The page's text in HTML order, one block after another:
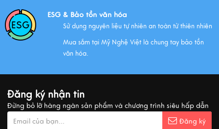
QUÀ VĂN HÓA VIỆT TẶNG KHÁCH QUỐC TẾ
Xem thêm
ESG & Bảo tồn văn hóa
Sử dụng nguyên liệu tự nhiên an toàn từ thiên nhiên
Mua sắm tại Mỹ Nghệ Việt là chung tay bảo tồn
văn hóa.
Đăng ký nhận tin
Đừng bỏ lỡ hàng ngàn sản phẩm và chương trình siêu hấp dẫn
Đăng ký